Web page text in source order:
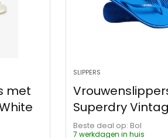
met
SLIPPERS
Superdry
Beste deal op:
Bol
7 werkdagen in huis